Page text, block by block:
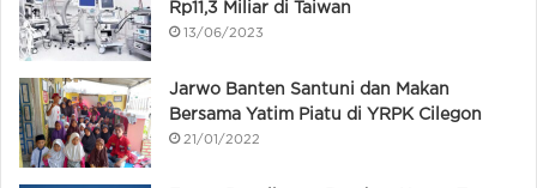
Rp11,3 Miliar di Taiwan
13/06/2023
Jarwo Banten Santuni dan Makan
Bersama Yatim Piatu di YRPK Cilegon
21/01/2022